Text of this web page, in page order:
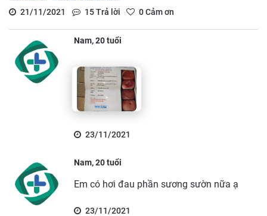
21/11/2021
15Trả lời 0Cảm ơn
Nam, 20 tuổi
23/11/2021
Nam, 20 tuổi
Em có hơi đau phần sương sườn nữa ạ
23/11/2021